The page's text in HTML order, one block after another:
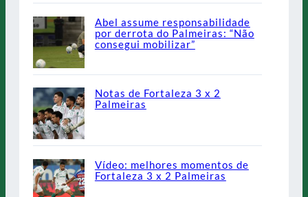
Abel assume responsabilidade
por derrota do Palmeiras: “Não
consegui mobilizar”
Notas de Fortaleza 3 x 2
Palmeiras
Vídeo: melhores momentos de
Fortaleza 3 x 2 Palmeiras